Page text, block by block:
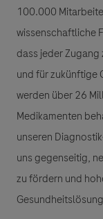
100.000
wissenschaftliche
dass jeder
und für zukünftige
werden über 26
Medikamenten
unseren
uns gegenseitig,
zu fördern und